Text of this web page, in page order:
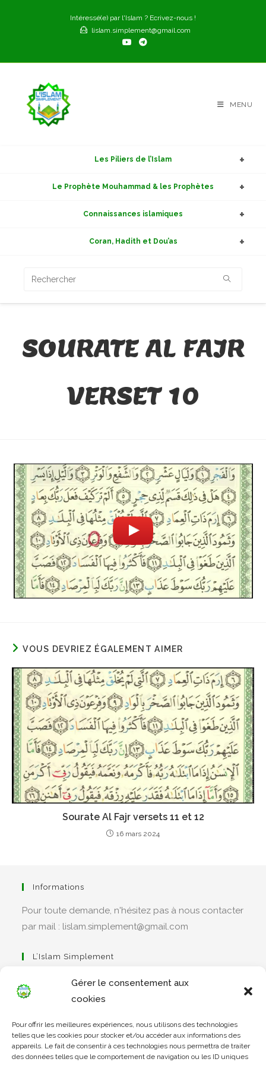
Gérer le consentement aux
cookies
Pour offrir les meilleures expériences, nous utilisons des technologies
telles que les cookies pour stocker et/ou accéder aux informations des
appareils. Le fait de consentir à ces technologies nous permettra de traiter
des données telles que le comportement de navigation ou les ID uniques
Intéressé(e) par l'Islam ? Ecrivez-nous !
lislam.simplement@gmail.com
MENU
Les Piliers de l’Islam
Le Prophète Mouhammad & les Prophètes
Connaissances islamiques
Coran, Hadith et Dou’as
SOURATE AL FAJR
VERSET 10
VOUS DEVRIEZ ÉGALEMENT AIMER
Sourate Al Fajr versets 11 et 12
16 mars 2024
Informations
Pour toute demande, n'hésitez pas à nous contacter
par mail : lislam.simplement@gmail.com
L’Islam Simplement
dans
un
nouvel
Apprendre Le Coran Simplement